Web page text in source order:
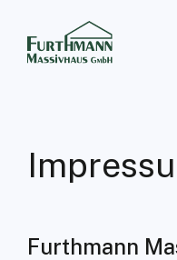
Furthmann